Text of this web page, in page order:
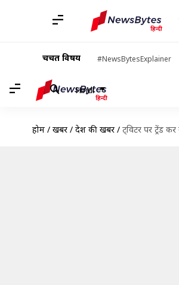
चर्चित विषय #NewsBytesExplainer
Hindi
होम / खबरें / देश की खबरें / ट्विटर पर ट्रेंड